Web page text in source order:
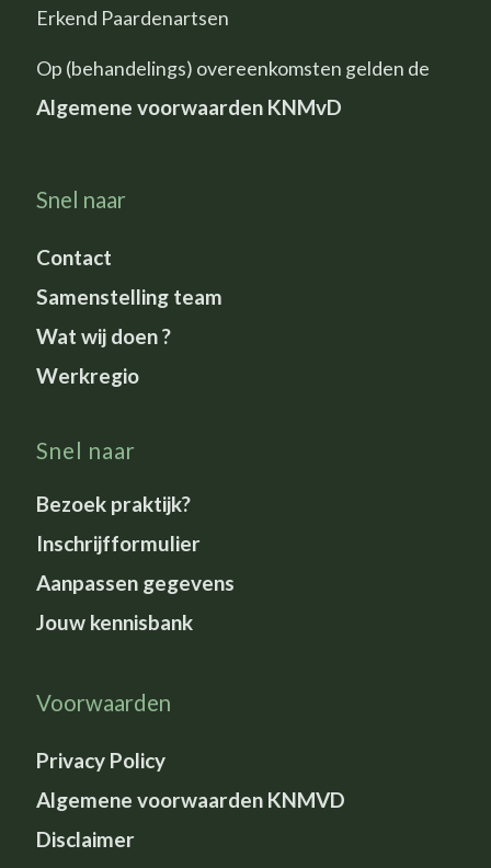
Erkend Paardenartsen
Op (behandelings) overeenkomsten gelden de
Algemene voorwaarden KNMvD
Snel naar
Contact
Samenstelling team
Wat wij doen ?
Werkregio
Snel naar
Bezoek praktijk?
Inschrijfformulier
Aanpassen gegevens
Jouw kennisbank
Voorwaarden
Privacy Policy
Algemene voorwaarden KNMVD
Disclaimer